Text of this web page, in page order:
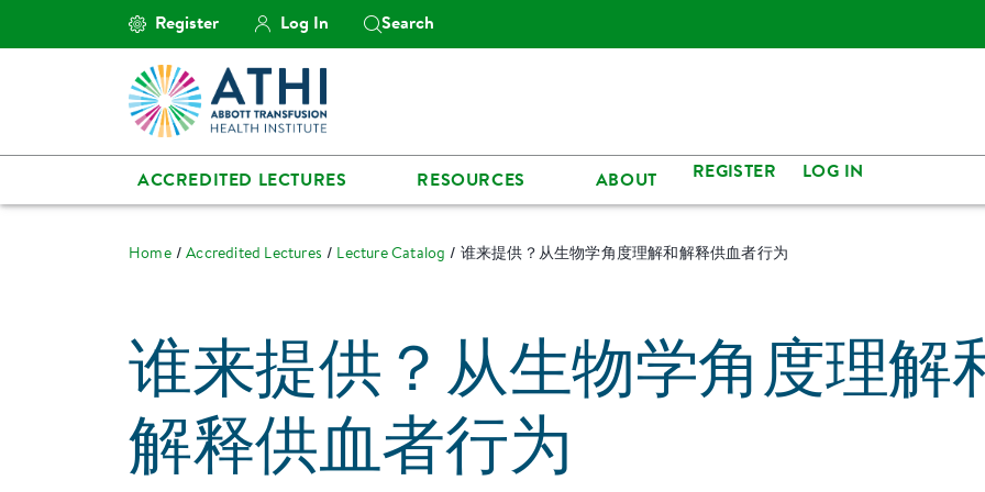
Register Log In Search
ACCREDITED LECTURES RESOURCES ABOUT REGISTER LOG IN
Home Accredited Lectures Lecture Catalog 谁来提供？从生物学角度理解和解释供血者行为
谁来提供？从生物学角度理解
解释供血者行为